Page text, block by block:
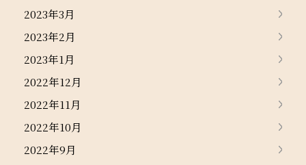
2023年3月
2023年2月
2023年1月
2022年12月
2022年11月
2022年10月
2022年9月